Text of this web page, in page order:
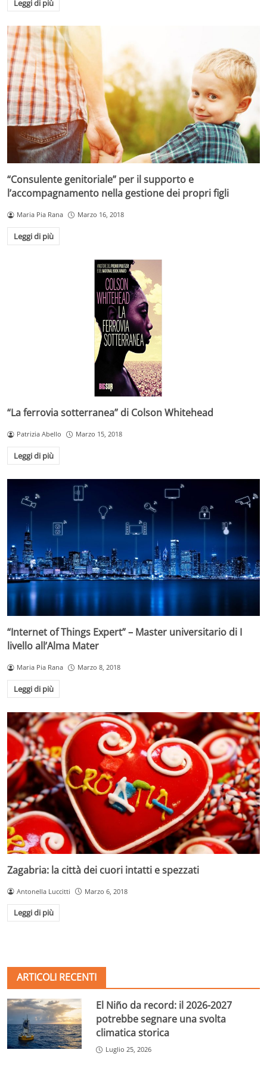
Leggi di più
“Consulente genitoriale” per il supporto e
l’accompagnamento nella gestione dei propri figli
Maria Pia Rana Marzo 16, 2018
Leggi di più
“La ferrovia sotterranea” di Colson Whitehead
Patrizia Abello Marzo 15, 2018
Leggi di più
“Internet of Things Expert” – Master universitario di I
livello all’Alma Mater
Maria Pia Rana Marzo 8, 2018
Leggi di più
Zagabria: la città dei cuori intatti e spezzati
Antonella Luccitti Marzo 6, 2018
Leggi di più
ARTICOLI RECENTI
El Niño da record: il 2026-2027
potrebbe segnare una svolta
climatica storica
Luglio 25, 2026